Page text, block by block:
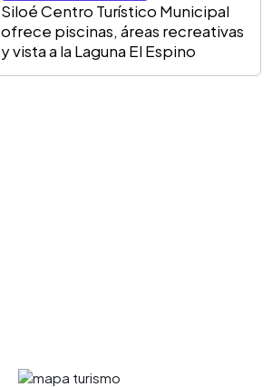
Siloé Centro Turístico Municipal
ofrece piscinas, áreas recreativas
y vista a la Laguna El Espino